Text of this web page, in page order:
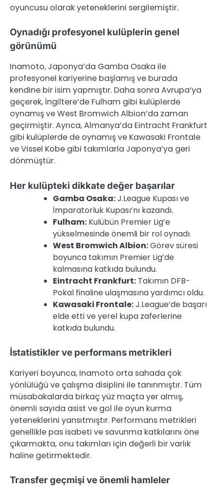
oyuncusu olarak yeteneklerini sergilemiştir.
Oynadığı profesyonel kulüplerin genel
görünümü
Inamoto, Japonya’da Gamba Osaka ile
profesyonel kariyerine başlamış ve burada
kendine bir isim yapmıştır. Daha sonra Avrupa’ya
geçerek, İngiltere’de Fulham gibi kulüplerde
oynamış ve West Bromwich Albion’da zaman
geçirmiştir. Ayrıca, Almanya’da Eintracht Frankfurt
gibi kulüplerde de oynamış ve Kawasaki Frontale
ve Vissel Kobe gibi takımlarla Japonya’ya geri
dönmüştür.
Her kulüpteki dikkate değer başarılar
Gamba Osaka:J.League Kupası ve
İmparatorluk Kupası’nı kazandı.
Fulham: Kulübün Premier Lig’e
yükselmesinde önemli bir rol oynadı.
West Bromwich Albion:Görev süresi
boyunca takımın Premier Lig’de
kalmasına katkıda bulundu.
Eintracht Frankfurt: Takımın DFB-
Pokal finaline ulaşmasına yardımcı oldu.
Kawasaki Frontale:J.League’de başarı
elde etti ve yerel kupa zaferlerine
katkıda bulundu.
İstatistikler ve performans metrikleri
Kariyeri boyunca, Inamoto orta sahada çok
yönlülüğü ve çalışma disiplini ile tanınmıştır. Tüm
müsabakalarda birkaç yüz maçta yer almış,
önemli sayıda asist ve gol ile oyun kurma
yeteneklerini yansıtmıştır. Performans metrikleri
genellikle pas isabeti ve savunma katkılarını öne
çıkarmakta, onu takımları için değerli bir varlık
haline getirmektedir.
Transfer geçmişi ve önemli hamleler